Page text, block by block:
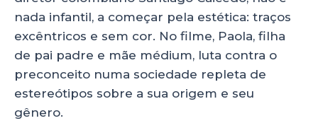
nada infantil, a começar pela estética: traços
excêntricos e sem cor. No filme, Paola, filha
de pai padre e mãe médium, luta contra o
preconceito numa sociedade repleta de
estereótipos sobre a sua origem e seu
gênero.